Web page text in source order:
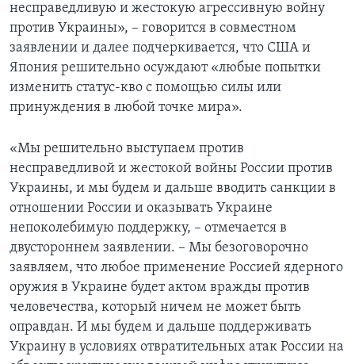
несправедливую и жестокую агрессивную войну
против Украины», – говорится в совместном
заявлении и далее подчеркивается, что США и
Япония решительно осуждают «любые попытки
изменить статус-кво с помощью силы или
принуждения в любой точке мира».
«Мы решительно выступаем против
несправедливой и жестокой войны России против
Украины, и мы будем и дальше вводить санкции в
отношении России и оказывать Украине
непоколебимую поддержку, – отмечается в
двустороннем заявлении. – Мы безоговорочно
заявляем, что любое применение Россией ядерного
оружия в Украине будет актом вражды против
человечества, который ничем не может быть
оправдан. И мы будем и дальше поддерживать
Украину в условиях отвратительных атак России на